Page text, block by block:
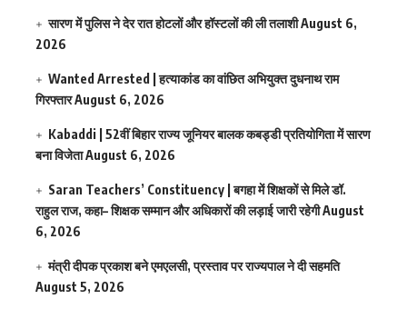
सारण में पुलिस ने देर रात होटलों और हॉस्टलों की ली तलाशीAugust 6,
2026
Wanted Arrested | हत्याकांड का वांछित अभियुक्त दुधनाथ राम
गिरफ्तारAugust 6, 2026
Kabaddi | 52वीं बिहार राज्य जूनियर बालक कबड्डी प्रतियोगिता में सारण
बना विजेताAugust 6, 2026
Saran Teachers’ Constituency | बगहा में शिक्षकों से मिले डॉ.
राहुल राज, कहा– शिक्षक सम्मान और अधिकारों की लड़ाई जारी रहेगीAugust
6, 2026
मंत्री दीपक प्रकाश बने एमएलसी, प्रस्ताव पर राज्यपाल ने दी सहमति
August 5, 2026